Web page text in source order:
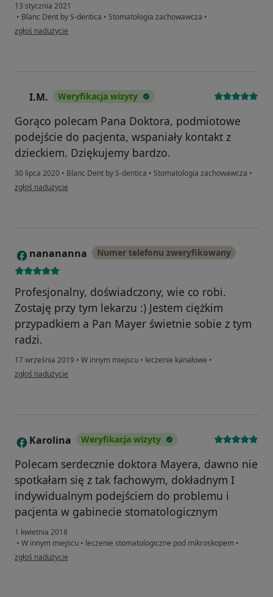
13 stycznia 2021
• Blanc Dent by S-dentica • Stomatologia zachowawcza •
w opinii użytkownika Małgorzata
zgłoś nadużycie
I.M. Weryfikacja wizyty
Gorąco polecam Pana Doktora, podmiotowe
podejście do pacjenta, wspaniały kontakt z
dzieckiem. Dziękujemy bardzo.
30 lipca 2020 • Blanc Dent by S-dentica • Stomatologia zachowawcza •
w opinii użytkownika I.M.
zgłoś nadużycie
N nanananna Numer telefonu zweryfikowany
Profesjonalny, doświadczony, wie co robi.
Zostaję przy tym lekarzu :) Jestem ciężkim
przypadkiem a Pan Mayer świetnie sobie z tym
radzi.
17 września 2019 • W innym miejscu • leczenie kanałowe •
w opinii użytkownika nanananna
zgłoś nadużycie
K Karolina Weryfikacja wizyty
Polecam serdecznie doktora Mayera, dawno nie
spotkałam się z tak fachowym, dokładnym I
indywidualnym podejściem do problemu i
pacjenta w gabinecie stomatologicznym
1 kwietnia 2018
• W innym miejscu • leczenie stomatologiczne pod mikroskopem •
w opinii użytkownika Karolina
zgłoś nadużycie